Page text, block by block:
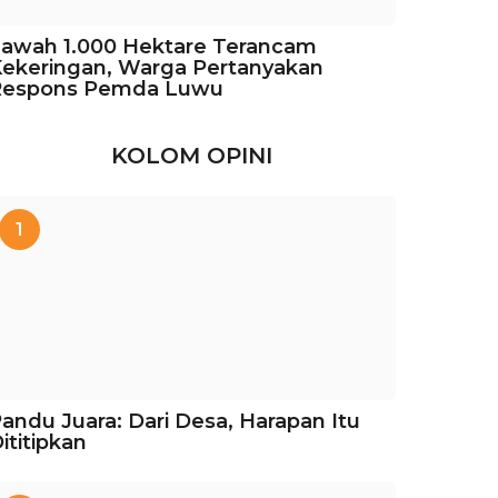
1.000 Hektare Terancam
Warga Pertanyakan
Pemda Luwu
KOLOM OPINI
1
Juara: Dari Desa, Harapan Itu